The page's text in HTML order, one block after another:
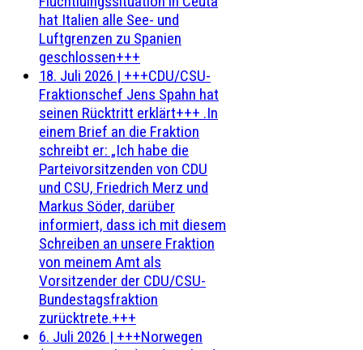
hat Italien alle See- und
Luftgrenzen zu Spanien
geschlossen+++
18. Juli 2026 | +++CDU/CSU-
Fraktionschef Jens Spahn hat
seinen Rücktritt erklärt+++ .In
einem Brief an die Fraktion
schreibt er: „Ich habe die
Parteivorsitzenden von CDU
und CSU, Friedrich Merz und
Markus Söder, darüber
informiert, dass ich mit diesem
Schreiben an unsere Fraktion
von meinem Amt als
Vorsitzender der CDU/CSU-
Bundestagsfraktion
zurücktrete.+++
6. Juli 2026 | +++Norwegen